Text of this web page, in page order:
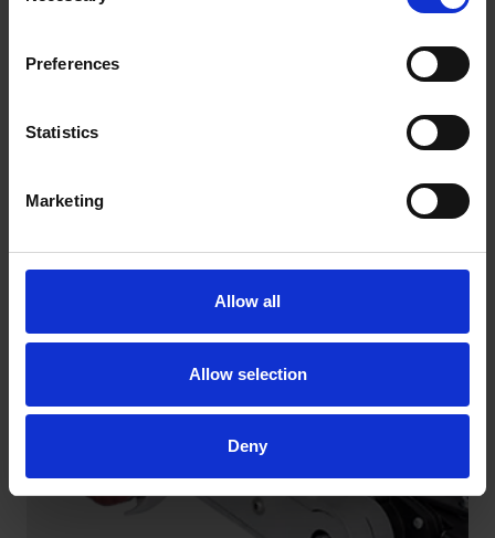
Preferences
Statistics
Marketing
Allow all
Allow selection
Deny
Peça de encaixe para lixadora de cinta para tubos, de
lixadora de cinta e de esmerilhadeira de solda em
utilizador. Com o nosso leque de ampliação, pode
transformar a FPM230 numa solução 5 em 1.